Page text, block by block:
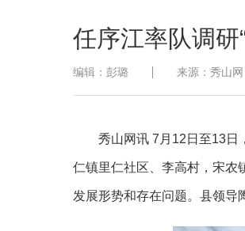
任序江率队调研
编辑：彭璐 来源：秀山网
秀山网讯 7月12日至13日
仁镇里仁社区、李高村，宋农
发展形势和存在问题。县领导